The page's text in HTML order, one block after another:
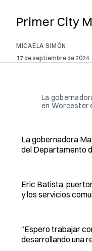
Primer City
MICAELA SIMÓN
17 de septiembre de 2024
La
en Worcester
La gobernadora
del Departamento
Eric Batista,
y los servicios
“Espero trabajar
desarrollando una